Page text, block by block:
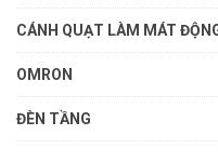
CÁNH QUẠT LÀM MÁT
OMRON
ĐÈN TẦNG